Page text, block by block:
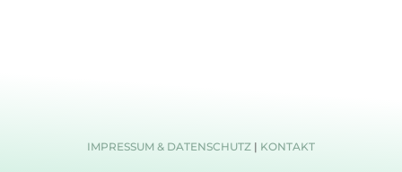
IMPRESSUM & DATENSCHUTZ| KONTAKT